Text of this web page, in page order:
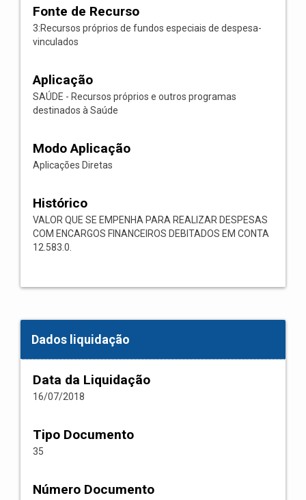
Fonte de Recurso
3:Recursos próprios de fundos especiais de despesa-
vinculados
Aplicação
SAÚDE - Recursos próprios e outros programas
destinados à Saúde
Modo Aplicação
Aplicações Diretas
Histórico
VALOR QUE SE EMPENHA PARA REALIZAR DESPESAS
COM ENCARGOS FINANCEIROS DEBITADOS EM CONTA
12.583.0.
Dados liquidação
Data da Liquidação
16/07/2018
Tipo Documento
35
Número Documento